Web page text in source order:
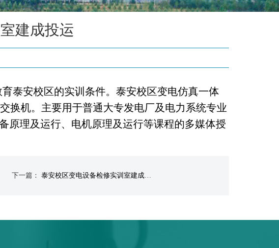
建成投运
泰安校区的实训条件。泰安校区变电仿真一体
换机。主要用于普通大专发电厂及电力系统专业
原理及运行、电机原理及运行等课程的多媒体授
下一篇： 泰安校区变电设备检修实训室建成投运